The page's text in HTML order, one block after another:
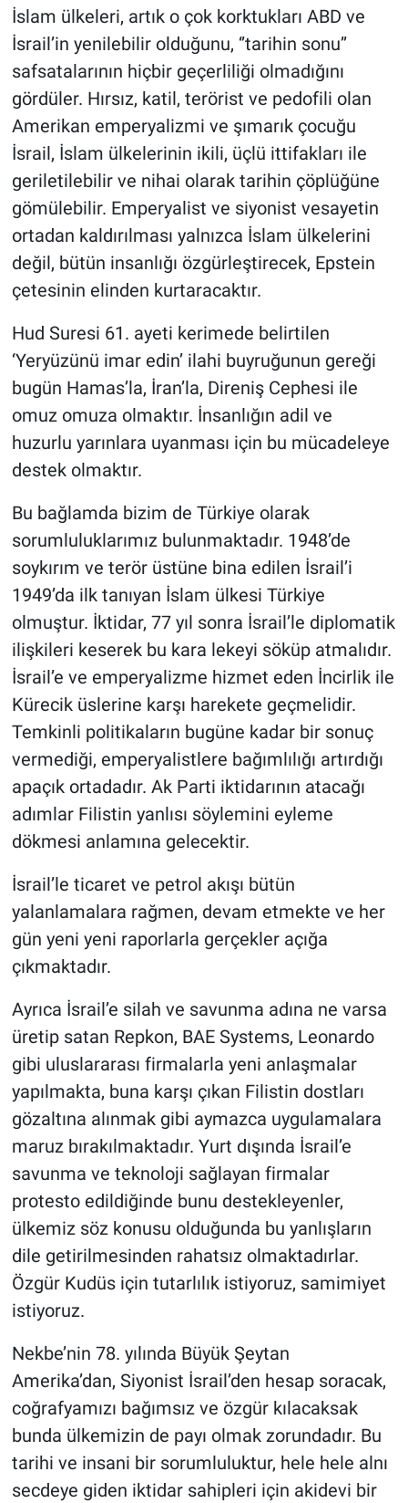
İslam ülkeleri, artık o çok korktukları ABD ve
İsrail’in yenilebilir olduğunu, ‘’tarihin sonu’’
safsatalarının hiçbir geçerliliği olmadığını
gördüler. Hırsız, katil, terörist ve pedofili olan
Amerikan emperyalizmi ve şımarık çocuğu
İsrail, İslam ülkelerinin ikili, üçlü ittifakları ile
geriletilebilir ve nihai olarak tarihin çöplüğüne
gömülebilir. Emperyalist ve siyonist vesayetin
ortadan kaldırılması yalnızca İslam ülkelerini
değil, bütün insanlığı özgürleştirecek, Epstein
çetesinin elinden kurtaracaktır.
Hud Suresi 61. ayeti kerimede belirtilen
‘Yeryüzünü imar edin’ ilahi buyruğunun gereği
bugün Hamas’la, İran’la, Direniş Cephesi ile
omuz omuza olmaktır. İnsanlığın adil ve
huzurlu yarınlara uyanması için bu mücadeleye
destek olmaktır.
Bu bağlamda bizim de Türkiye olarak
sorumluluklarımız bulunmaktadır. 1948’de
soykırım ve terör üstüne bina edilen İsrail’i
1949’da ilk tanıyan İslam ülkesi Türkiye
olmuştur. İktidar, 77 yıl sonra İsrail’le diplomatik
ilişkileri keserek bu kara lekeyi söküp atmalıdır.
İsrail’e ve emperyalizme hizmet eden İncirlik ile
Kürecik üslerine karşı harekete geçmelidir.
Temkinli politikaların bugüne kadar bir sonuç
vermediği, emperyalistlere bağımlılığı artırdığı
apaçık ortadadır. Ak Parti iktidarının atacağı
adımlar Filistin yanlısı söylemini eyleme
dökmesi anlamına gelecektir.
İsrail’le ticaret ve petrol akışı bütün
yalanlamalara rağmen, devam etmekte ve her
gün yeni yeni raporlarla gerçekler açığa
çıkmaktadır.
Ayrıca İsrail’e silah ve savunma adına ne varsa
üretip satan Repkon, BAE Systems, Leonardo
gibi uluslararası firmalarla yeni anlaşmalar
yapılmakta, buna karşı çıkan Filistin dostları
gözaltına alınmak gibi aymazca uygulamalara
maruz bırakılmaktadır. Yurt dışında İsrail’e
savunma ve teknoloji sağlayan firmalar
protesto edildiğinde bunu destekleyenler,
ülkemiz söz konusu olduğunda bu yanlışların
dile getirilmesinden rahatsız olmaktadırlar.
Özgür Kudüs için tutarlılık istiyoruz, samimiyet
istiyoruz.
Nekbe’nin 78. yılında Büyük Şeytan
Amerika’dan, Siyonist İsrail’den hesap soracak,
coğrafyamızı bağımsız ve özgür kılacaksak
bunda ülkemizin de payı olmak zorundadır. Bu
tarihi ve insani bir sorumluluktur, hele hele alnı
secdeye giden iktidar sahipleri için akidevi bir